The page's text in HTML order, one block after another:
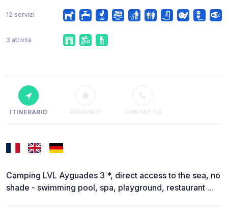
12 servizi
3 attività
ITINERARIO PREFERITI CONTATTO
Camping LVL Ayguades 3 *, direct access to the sea, no
shade - swimming pool, spa, playground, restaurant ...